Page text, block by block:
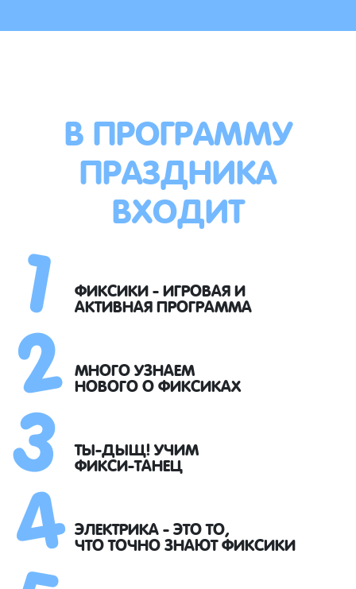
В ПРОГРАММУ
ПРАЗДНИКА
ВХОДИТ
ФИКСИКИ - ИГРОВАЯ И
АКТИВНАЯ ПРОГРАММА
МНОГО УЗНАЕМ
НОВОГО О ФИКСИКАХ
ТЫ-ДЫЩ! УЧИМ
ФИКСИ-ТАНЕЦ
ЭЛЕКТРИКА - ЭТО ТО,
ЧТО ТОЧНО ЗНАЮТ ФИКСИКИ